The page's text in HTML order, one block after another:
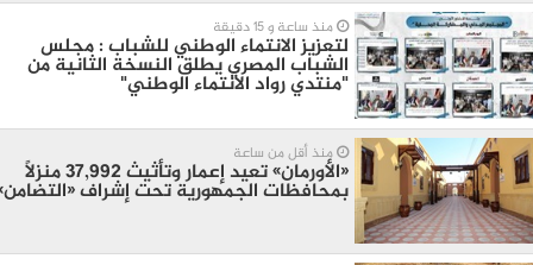
منذ ساعة و 15 دقيقة
لتعزيز الانتماء الوطني للشباب : مجلس
الشباب المصري يطلق النسخة الثانية من
"منتدي رواد الانتماء الوطني"
منذ أقل من ساعة
«الأورمان» تعيد إعمار وتأثيث 37,992 منزلًا
بمحافظات الجمهورية تحت إشراف